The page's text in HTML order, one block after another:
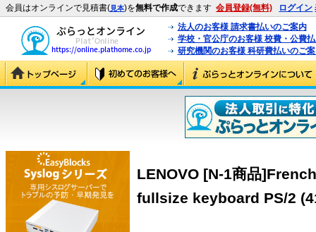
会員はオンラインで見積書(見本)を無料で作成できます 会員登録(無料) ログイン
法人のお客様 請求書払いのご案内
学校・官公庁のお客様 校費・公費
研究機関のお客様 科研費払いのご
LENOVO [N-1商品
fullsize keyboard PS/2